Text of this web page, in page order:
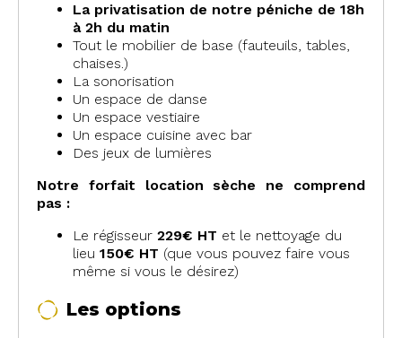
La privatisation de notre péniche de 18h
à 2h du matin
Tout le mobilier de base (fauteuils, tables,
chaises.)
La sonorisation
Un espace de danse
Un espace vestiaire
Un espace cuisine avec bar
Des jeux de lumières
Notre forfait location sèche ne comprend
pas :
Le régisseur 229€ HT et le nettoyage du
lieu 150€ HT (que vous pouvez faire vous
même si vous le désirez)
Les options